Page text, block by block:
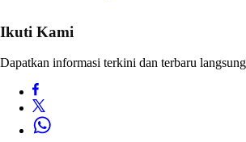
Ikuti Kami
Dapatkan informasi terkini dan terbaru